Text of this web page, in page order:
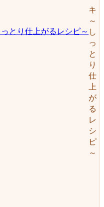
キ
～
し
っ
と
り
仕
上
が
る
レ
シ
ピ
～